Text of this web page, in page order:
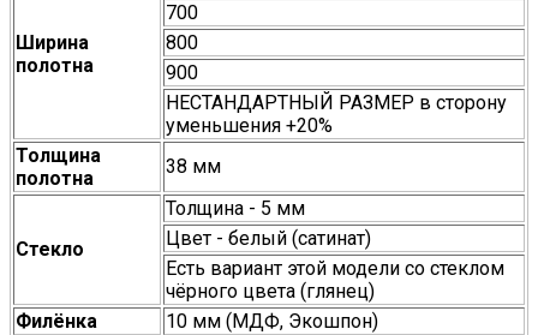
Ширина
полотна
700
800
900
НЕСТАНДАРТНЫЙ РАЗМЕР в сторону
уменьшения +20%
Толщина
полотна
38 мм
Стекло
Толщина - 5 мм
Цвет - белый (сатинат)
Есть вариант этой модели со стеклом
чёрного цвета (глянец)
Филёнка
10 мм (МДФ, Экошпон)